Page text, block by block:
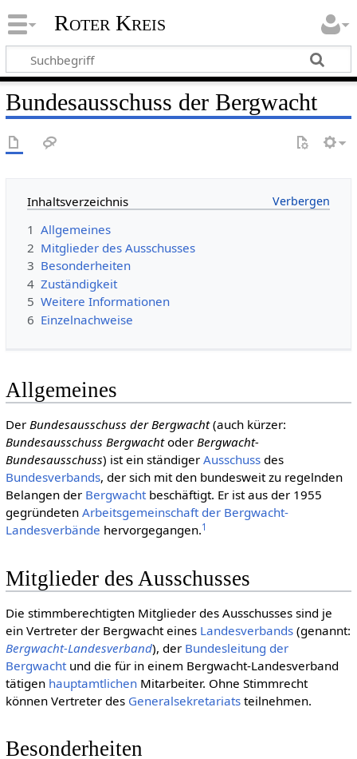
Roter Kreis
Bundesausschuss der Bergwacht
Inhaltsverzeichnis
1 Allgemeines
2 Mitglieder des Ausschusses
3 Besonderheiten
4 Zuständigkeit
5 Weitere Informationen
6 Einzelnachweise
Allgemeines
Der Bundesausschuss der Bergwacht(auch kürzer:
Bundesausschuss Bergwachtoder Bergwacht-
Bundesausschuss) ist ein ständiger Ausschussdes
Bundesverbands, der sich mit den bundesweit zu regelnden
Belangen der Bergwachtbeschäftigt. Er ist aus der 1955
gegründeten Arbeitsgemeinschaft der Bergwacht-
Landesverbände hervorgegangen.1
Mitglieder des Ausschusses
Die stimmberechtigten Mitglieder des Ausschusses sind je
ein Vertreter der Bergwacht eines Landesverbands(genannt:
Bergwacht-Landesverband), der Bundesleitung der
Bergwachtund die für in einem Bergwacht-Landesverband
tätigen haupt­amtlichenMitarbeiter. Ohne Stimmrecht
können Vertreter des Generalsekretariatsteilnehmen.
Besonderheiten